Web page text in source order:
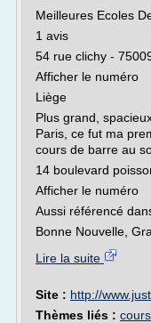
Meilleures Ecoles
1 avis
54 rue clichy -
Afficher le numéro
Liège
Plus grand,
Paris, ce fut ma
cours de barre au
14 boulevard
Afficher le numéro
Aussi référencé
Bonne Nouvelle,
Lire la suite
Site : http://
Thèmes liés :